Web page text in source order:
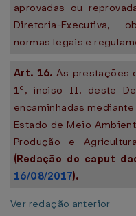
aprovadas ou
Diretoria-Executiva,
normas legais e
Art. 16. As prestações
1º, inciso II, deste
encaminhadas
Estado de Meio
Produção e
(Redação do caput
16/08/2017).
Ver redação anterior